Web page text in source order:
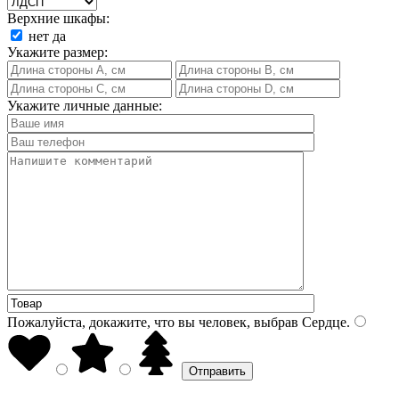
Верхние шкафы:
нет да
Укажите размер:
Укажите личные данные:
Пожалуйста, докажите, что вы человек, выбрав Сердце.